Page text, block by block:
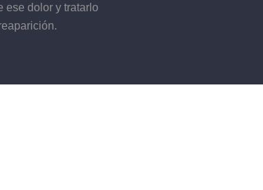
ese dolor y tratarlo